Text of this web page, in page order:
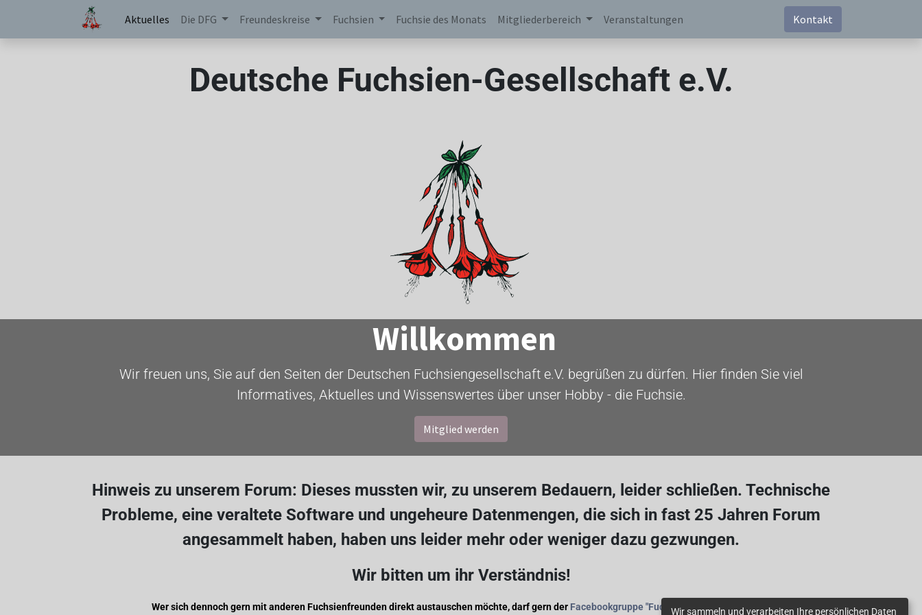
Aktuelles Die DFG Freundeskreise Fuchsien Fuchsie des Monats Mitgliederbereich Veranstaltungen Kontakt
Deutsche Fuchsien-Gesellschaft e.V.
Willkommen
Wir freuen uns, Sie auf den Seiten der Deutschen Fuchsiengesellschaft e.V. begrüßen zu dürfen. Hier finden Sie viel
Informatives, Aktuelles und Wissenswertes über unser Hobby - die Fuchsie.
Mitglied werden
Hinweis zu unserem Forum: Dieses mussten wir, zu unserem Bedauern, leider schließen. Technische
Probleme, eine veraltete Software und ungeheure Datenmengen, die sich in fast 25 Jahren Forum
angesammelt haben, haben uns leider mehr oder weniger dazu gezwungen.
Wir bitten um ihr Verständnis!
Wer sich dennoch gern mit anderen Fuchsienfreunden direkt austauschen möchte, darf gern der Facebookgruppe"Fuchsienfreunde" beitreten.
Wir sammeln und verarbeiten Ihre persönlichen Daten